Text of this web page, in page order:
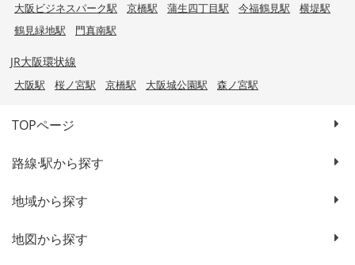
大阪ビジネスパーク駅 京橋駅 蒲生四丁目駅 今福鶴見駅
横堤駅
鶴見緑地駅
門真南駅
JR大阪環状線
大阪駅 桜ノ宮駅 京橋駅 大阪城公園駅 森ノ宮駅
TOPページ
路線·駅から探す
地域から探す
地図から探す